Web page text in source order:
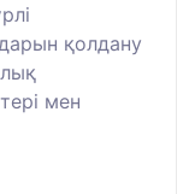
қолдану
мен